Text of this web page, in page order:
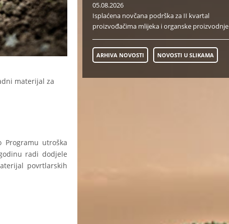
materijal za
utroška
radi dodjele
povrtlarskih
05.08.2026
Isplaćena novčana podrška za II kvartal
proizvođačima mlijeka i organske proizvodnje
ARHIVA NOVOSTI NOVOSTI U SLIKAMA